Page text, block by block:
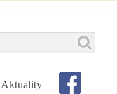
Aktuality